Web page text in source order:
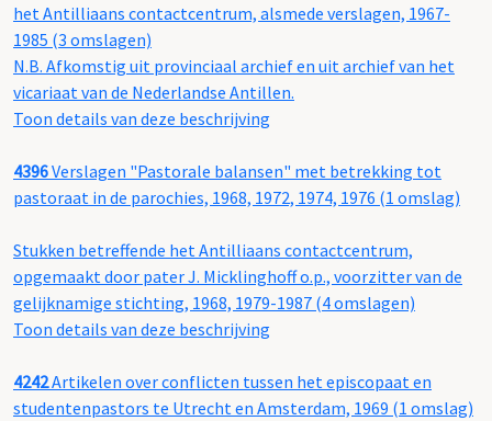
het Antilliaans contactcentrum, alsmede verslagen, 1967-
1985 (3 omslagen)
N.B. Afkomstig uit provinciaal archief en uit archief van het
vicariaat van de Nederlandse Antillen.
Toon details van deze beschrijving
4396Verslagen "Pastorale balansen" met betrekking tot
pastoraat in de parochies, 1968, 1972, 1974, 1976 (1 omslag)
Stukken betreffende het Antilliaans contactcentrum,
opgemaakt door pater J. Micklinghoff o.p., voorzitter van de
gelijknamige stichting, 1968, 1979-1987 (4 omslagen)
Toon details van deze beschrijving
4242Artikelen over conflicten tussen het episcopaat en
studentenpastors te Utrecht en Amsterdam, 1969 (1 omslag)